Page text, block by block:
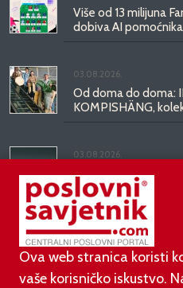
Više od 13 milijuna
dobiva AI pomoćnika
03.08.2026.
Od doma do doma:
KOMPISHÄNG,
03.08.2026.
Kineski BYD
Mercedesove S-
kilometara
Ova web stranica koristi
vaše korisničko iskustvo.